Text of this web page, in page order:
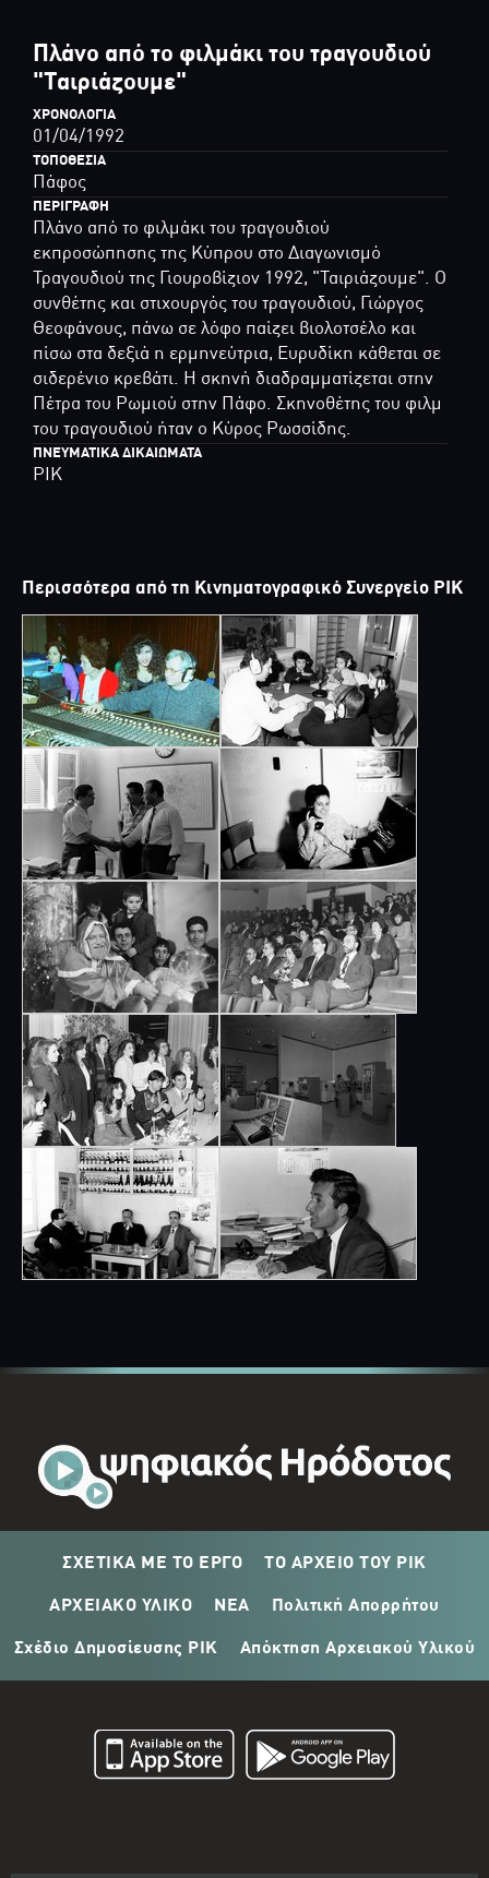
Πλάνο από το φιλμάκι του τραγουδιού
"Ταιριάζουμε"
ΧΡΟΝΟΛΟΓΊΑ
01/04/1992
ΤΟΠΟΘΕΣΊΑ
Πάφος
ΠΕΡΙΓΡΑΦΉ
Πλάνο από το φιλμάκι του τραγουδιού
εκπροσώπησης της Κύπρου στο Διαγωνισμό
Τραγουδιού της Γιουροβίζιον 1992, "Ταιριάζουμε". Ο
συνθέτης και στιχουργός του τραγουδιού, Γιώργος
Θεοφάνους, πάνω σε λόφο παίζει βιολοτσέλο και
πίσω στα δεξιά η ερμηνεύτρια, Ευρυδίκη κάθεται σε
σιδερένιο κρεβάτι. Η σκηνή διαδραμματίζεται στην
Πέτρα του Ρωμιού στην Πάφο. Σκηνοθέτης του φιλμ
του τραγουδιού ήταν ο Κύρος Ρωσσίδης.
ΠΝΕΥΜΑΤΙΚΆ ΔΙΚΑΙΏΜΑΤΑ
ΡΙΚ
Περισσότερα από τη Κινηματογραφικό Συνεργείο ΡΙΚ
ΣΧΕΤΙΚΑ ΜΕ ΤΟ ΕΡΓΟ ΤΟ ΑΡΧΕΙΟ ΤΟΥ ΡΙΚ
ΑΡΧΕΙΑΚΟ ΥΛΙΚΟ ΝΕΑ Πολιτική Απορρήτου
Σχέδιο Δημοσίευσης ΡΙΚ Απόκτηση Αρχειακού Υλικού